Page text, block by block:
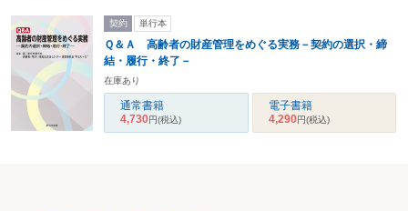
契約 単行本
Ｑ＆Ａ 高齢者の財産管理をめぐる実務－契約の選択・締
結・履行・終了－
在庫あり
通常書籍
4,730円(税込)
電子書籍
4,290円(税込)